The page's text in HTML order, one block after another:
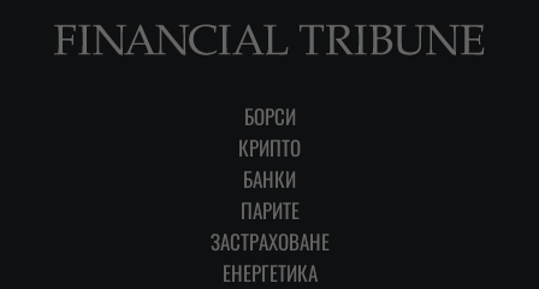
БОРСИ
КРИПТО
БАНКИ
ПАРИТЕ
ЗАСТРАХОВАНЕ
ЕНЕРГЕТИКА